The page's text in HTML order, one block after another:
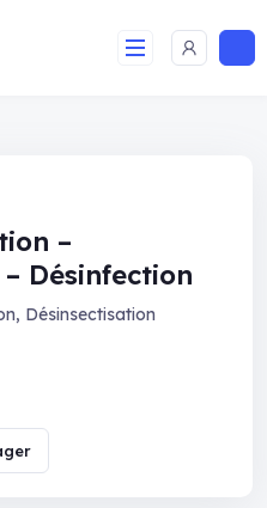
–
Désinfection
, Désinsectisation